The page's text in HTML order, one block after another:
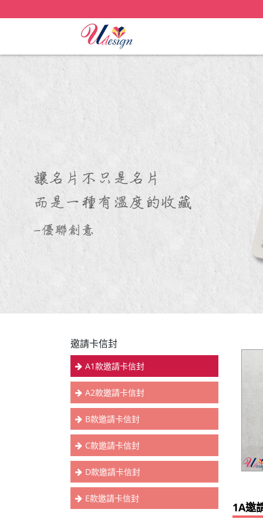
邀請卡信封
A1款邀請卡信封
A2款邀請卡信封
B款邀請卡信封
C款邀請卡信封
D款邀請卡信封
E款邀請卡信封
1A邀